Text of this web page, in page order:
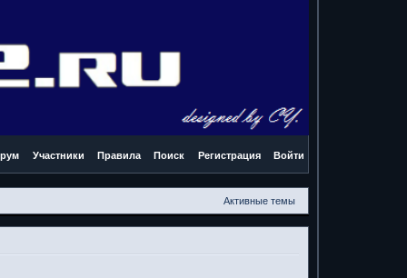
Участники Правила Поиск Регистрация Войти
Активные темы